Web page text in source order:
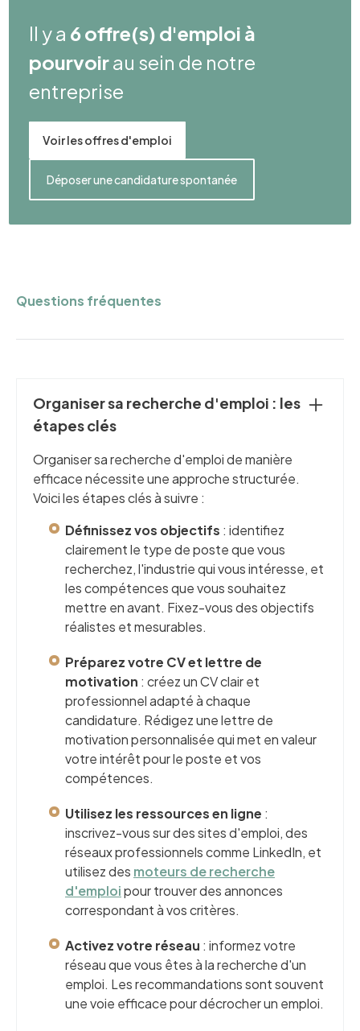
Il y a 6 offre(s) d'emploi à
pourvoirau sein de notre
entreprise
Voir les offres d'emploi
Déposer une candidature spontanée
Questions fréquentes
Organiser sa recherche d'emploi : les
étapes clés
Organiser sa recherche d'emploi de manière
efficace nécessite une approche structurée.
Voici les étapes clés à suivre :
Définissez vos objectifs : identifiez
clairement le type de poste que vous
recherchez, l'industrie qui vous intéresse, et
les compétences que vous souhaitez
mettre en avant. Fixez-vous des objectifs
réalistes et mesurables.
Préparez votre CV et lettre de
motivation : créez un CV clair et
professionnel adapté à chaque
candidature. Rédigez une lettre de
motivation personnalisée qui met en valeur
votre intérêt pour le poste et vos
compétences.
Utilisez les ressources en ligne :
inscrivez-vous sur des sites d'emploi, des
réseaux professionnels comme LinkedIn, et
utilisez des moteurs de recherche
d'emploipour trouver des annonces
correspondant à vos critères.
Activez votre réseau : informez votre
réseau que vous êtes à la recherche d'un
emploi. Les recommandations sont souvent
une voie efficace pour décrocher un emploi.